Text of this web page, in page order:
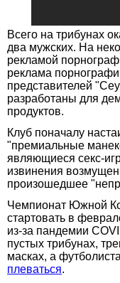
Всего на трибунах
два мужских. На
рекламой
реклама
представителей
разработаны для
продуктов.
Клуб поначалу
"премиальные
являющиеся секс-
извинения
произошедшее
Чемпионат Южной
стартовать в
из-за пандемии
пустых трибунах,
масках, а
плеваться.